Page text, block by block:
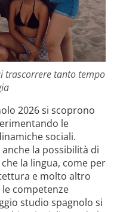
trascorrere tanto tempo
2026 si scoprono
le
sociali.
la possibilità di
la lingua, come per
e molto altro
competenze
studio spagnolo si